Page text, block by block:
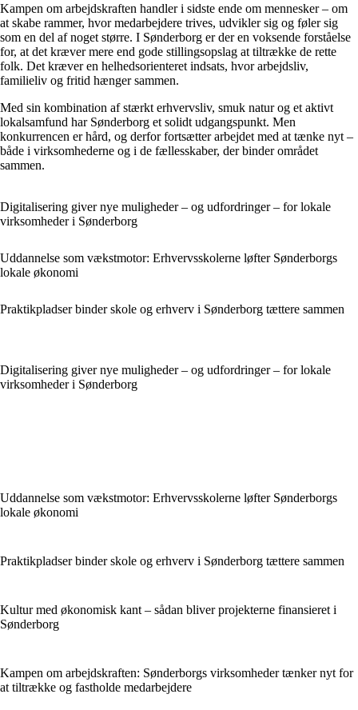
Kampen om arbejdskraften handler i sidste ende om mennesker – om
at skabe rammer, hvor medarbejdere trives, udvikler sig og føler sig
som en del af noget større. I Sønderborg er der en voksende forståelse
for, at det kræver mere end gode stillingsopslag at tiltrække de rette
folk. Det kræver en helhedsorienteret indsats, hvor arbejdsliv,
familieliv og fritid hænger sammen.
Med sin kombination af stærkt erhvervsliv, smuk natur og et aktivt
lokalsamfund har Sønderborg et solidt udgangspunkt. Men
konkurrencen er hård, og derfor fortsætter arbejdet med at tænke nyt –
både i virksomhederne og i de fællesskaber, der binder området
sammen.
Digitalisering giver nye muligheder – og udfordringer – for lokale
virksomheder i Sønderborg
Uddannelse som vækstmotor: Erhvervsskolerne løfter Sønderborgs
lokale økonomi
Praktikpladser binder skole og erhverv i Sønderborg tættere sammen
Digitalisering giver nye muligheder – og udfordringer – for lokale
virksomheder i Sønderborg
Uddannelse som vækstmotor: Erhvervsskolerne løfter Sønderborgs
lokale økonomi
Praktikpladser binder skole og erhverv i Sønderborg tættere sammen
Kultur med økonomisk kant – sådan bliver projekterne finansieret i
Sønderborg
Kampen om arbejdskraften: Sønderborgs virksomheder tænker nyt for
at tiltrække og fastholde medarbejdere